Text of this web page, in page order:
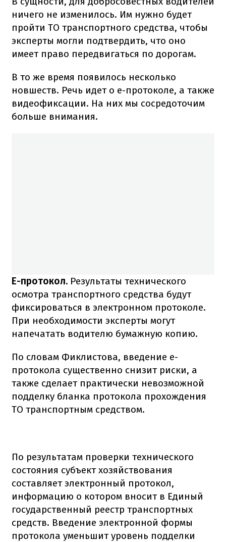
ничего не изменилось. Им нужно будет
пройти ТО транспортного средства, чтобы
эксперты могли подтвердить, что оно
имеет право передвигаться по дорогам.
В то же время появилось несколько
новшеств. Речь идет о е-протоколе, а также
видеофиксации. На них мы сосредоточим
больше внимания.
Е-протокол. Результаты технического
осмотра транспортного средства будут
фиксироваться в электронном протоколе.
При необходимости эксперты могут
напечатать водителю бумажную копию.
По словам Фиклистова, введение е-
протокола существенно снизит риски, а
также сделает практически невозможной
подделку бланка протокола прохождения
ТО транспортным средством.
По результатам проверки технического
состояния субъект хозяйствования
составляет электронный протокол,
информацию о котором вносит в Единый
государственный реестр транспортных
средств. Введение электронной формы
протокола уменьшит уровень подделки